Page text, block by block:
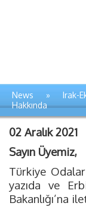
News » Irak-Ek
Hakkında
02 Aralık 2021
Sayın Üyemiz,
Türkiye Odalar
yazıda ve
Bakanlığı’na